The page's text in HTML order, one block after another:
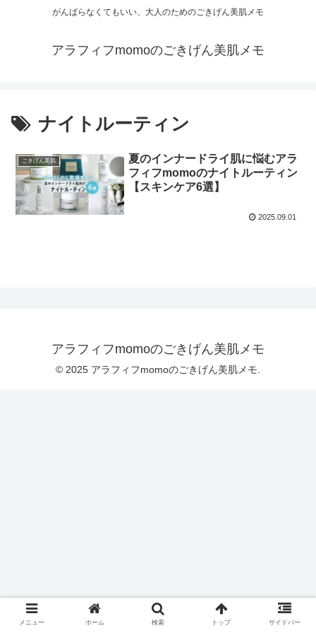
がんばらなくてもいい、大人のためのごきげん美肌メモ
アラフィフmomoのごきげん美肌メモ
ナイトルーティン
ごきげん美肌
夏のインナードライ肌に悩むアラ
フィフmomoのナイトルーティン
【スキンケア6選】
2025.09.01
アラフィフmomoのごきげん美肌メモ
© 2025 アラフィフmomoのごきげん美肌メモ.
メニュー ホーム 検索 トップ サイドバー